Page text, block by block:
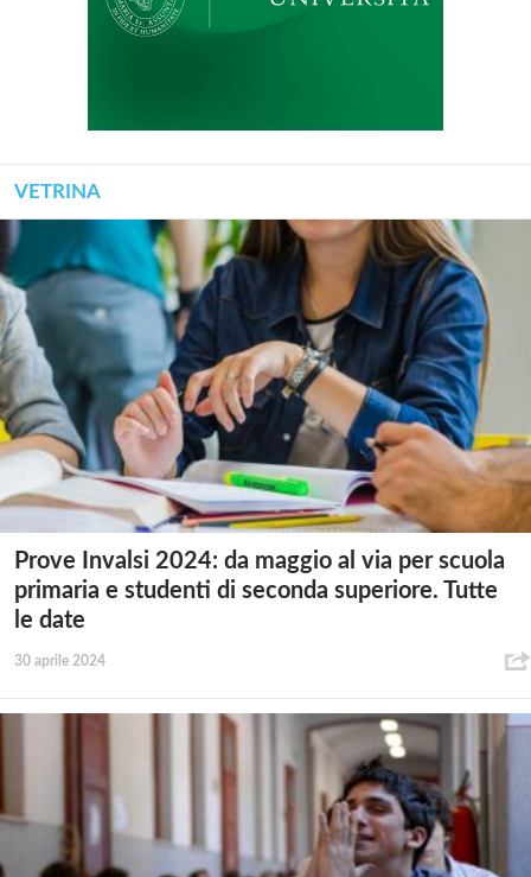
VETRINA
Prove Invalsi 2024: da maggio al via per scuola
primaria e studenti di seconda superiore. Tutte
le date
30 aprile 2024